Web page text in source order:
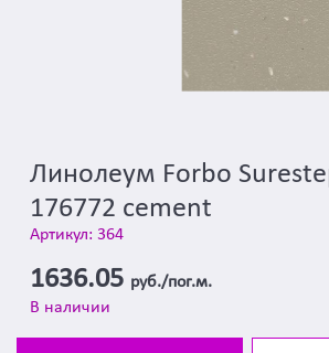
Линолеум Forbo
176772 cement
Артикул: 364
1636.05 руб./пог.м.
В наличии